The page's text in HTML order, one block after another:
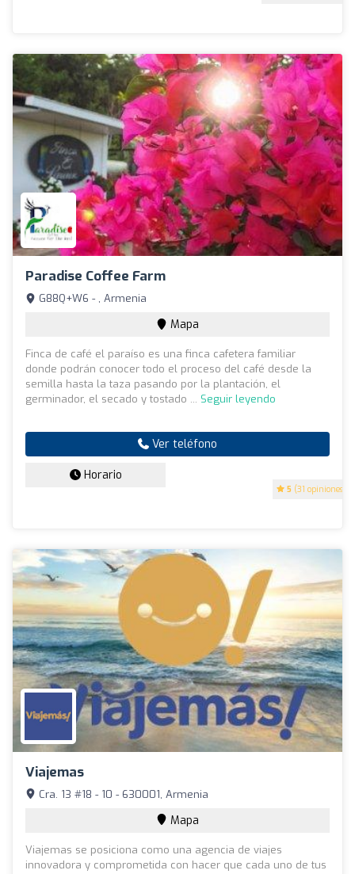
Paradise Coffee Farm
5 (31 opiniones)
G88Q+W6 - , Armenia
Mapa
Finca de café el paraíso es una finca cafetera familiar
donde podrán conocer todo el proceso del café desde la
semilla hasta la taza pasando por la plantación, el
germinador, el secado y tostado ... Seguir leyendo
Ver teléfono
Horario
Viajemas
Cra. 13 #18 - 10 - 630001, Armenia
Mapa
Viajemas se posiciona como una agencia de viajes
innovadora y comprometida con hacer que cada uno de tus